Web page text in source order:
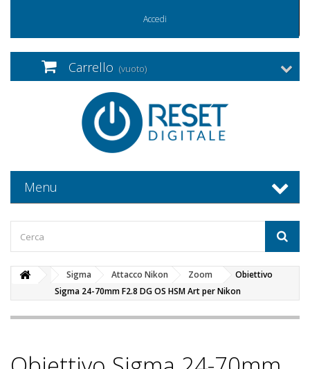
Accedi
Carrello (vuoto)
Menu
Sigma Attacco Nikon Zoom
Obiettivo
Sigma 24-70mm F2.8 DG OS HSM Art per Nikon